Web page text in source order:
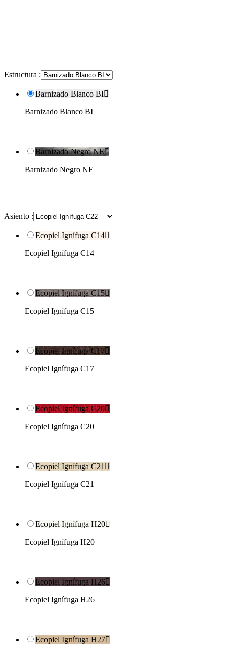
Estructura :
Barnizado Blanco BI
Barnizado Blanco BI
Barnizado Negro NE
Barnizado Negro NE
Asiento :
Ecopiel Ignífuga C14
Ecopiel Ignífuga C14
Ecopiel Ignífuga C15
Ecopiel Ignífuga C15
Ecopiel Ignífuga C17
Ecopiel Ignífuga C17
Ecopiel Ignífuga C20
Ecopiel Ignífuga C20
Ecopiel Ignífuga C21 
Ecopiel Ignífuga C21
Ecopiel Ignífuga H20
Ecopiel Ignífuga H20
Ecopiel Ignífuga H26
Ecopiel Ignífuga H26
Ecopiel Ignífuga H27